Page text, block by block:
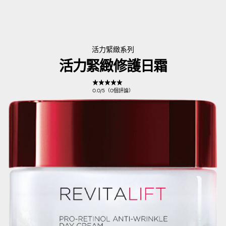
活力緊緻系列
活力緊緻修護日霜
0.0/5（0個評論）